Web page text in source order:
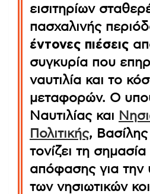
εισιτηρίων
πασχαλινής
έντονες πιέσεις
συγκυρία που
ναυτιλία και το
μεταφορών. Ο
Ναυτιλίας και
Πολιτικής, Βασίλης
τονίζει τη
απόφασης για την
των νησιωτικών